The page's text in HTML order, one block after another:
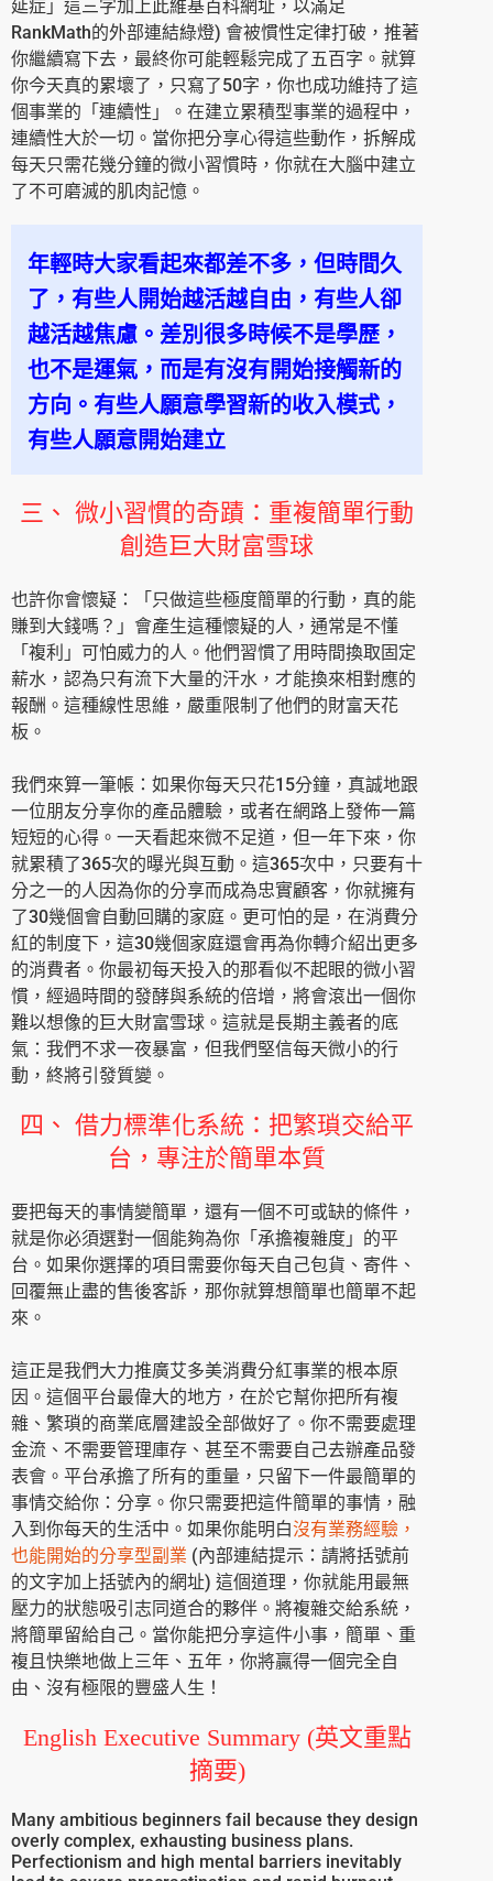
延症」這三字加上此維基百科網址，以滿足
RankMath的外部連結綠燈) 會被慣性定律打破，推著
你繼續寫下去，最終你可能輕鬆完成了五百字。就算
你今天真的累壞了，只寫了50字，你也成功維持了這
個事業的「連續性」。在建立累積型事業的過程中，
連續性大於一切。當你把分享心得這些動作，拆解成
每天只需花幾分鐘的微小習慣時，你就在大腦中建立
了不可磨滅的肌肉記憶。
年輕時大家看起來都差不多，但時間久
了，有些人開始越活越自由，有些人卻
越活越焦慮。差別很多時候不是學歷，
也不是運氣，而是有沒有開始接觸新的
方向。有些人願意學習新的收入模式，
有些人願意開始建立
三、 微小習慣的奇蹟：重複簡單行動
創造巨大財富雪球
也許你會懷疑：「只做這些極度簡單的行動，真的能
賺到大錢嗎？」會產生這種懷疑的人，通常是不懂
「複利」可怕威力的人。他們習慣了用時間換取固定
薪水，認為只有流下大量的汗水，才能換來相對應的
報酬。這種線性思維，嚴重限制了他們的財富天花
板。
我們來算一筆帳：如果你每天只花15分鐘，真誠地跟
一位朋友分享你的產品體驗，或者在網路上發佈一篇
短短的心得。一天看起來微不足道，但一年下來，你
就累積了365次的曝光與互動。這365次中，只要有十
分之一的人因為你的分享而成為忠實顧客，你就擁有
了30幾個會自動回購的家庭。更可怕的是，在消費分
紅的制度下，這30幾個家庭還會再為你轉介紹出更多
的消費者。你最初每天投入的那看似不起眼的微小習
慣，經過時間的發酵與系統的倍增，將會滾出一個你
難以想像的巨大財富雪球。這就是長期主義者的底
氣：我們不求一夜暴富，但我們堅信每天微小的行
動，終將引發質變。
四、 借力標準化系統：把繁瑣交給平
台，專注於簡單本質
要把每天的事情變簡單，還有一個不可或缺的條件，
就是你必須選對一個能夠為你「承擔複雜度」的平
台。如果你選擇的項目需要你每天自己包貨、寄件、
回覆無止盡的售後客訴，那你就算想簡單也簡單不起
來。
這正是我們大力推廣艾多美消費分紅事業的根本原
因。這個平台最偉大的地方，在於它幫你把所有複
雜、繁瑣的商業底層建設全部做好了。你不需要處理
金流、不需要管理庫存、甚至不需要自己去辦產品發
表會。平台承擔了所有的重量，只留下一件最簡單的
事情交給你：分享。你只需要把這件簡單的事情，融
入到你每天的生活中。如果你能明白沒有業務經驗，
也能開始的分享型副業 (內部連結提示：請將括號前
的文字加上括號內的網址) 這個道理，你就能用最無
壓力的狀態吸引志同道合的夥伴。將複雜交給系統，
將簡單留給自己。當你能把分享這件小事，簡單、重
複且快樂地做上三年、五年，你將贏得一個完全自
由、沒有極限的豐盛人生！
English Executive Summary (英文重點
摘要)
Many ambitious beginners fail because they design
overly complex, exhausting business plans.
Perfectionism and high mental barriers inevitably